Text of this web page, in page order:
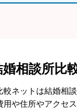
婚相談所比
較ネットは結婚相
用や住所やアクセ